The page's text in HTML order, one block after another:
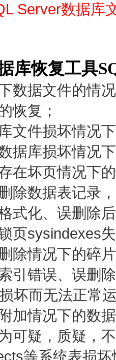
Server数据库
库恢复工具
数据文件的情
恢复；
文件损坏情况
据库损坏情况
在坏页情况下
除数据表记录
式化、误删除
页sysindexes
除情况下的碎
引错误、误删
坏而无法正常
加情况下的数
可疑，质疑，
等系统表损